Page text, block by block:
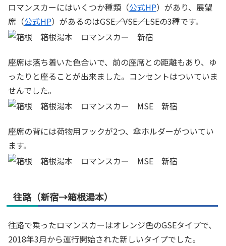
ロマンスカーにはいくつか種類（公式HP）があり、展望
席（公式HP）があるのはGSE／VSE／LSEの3種です。
座席は落ち着いた色合いで、前の座席との距離もあり、ゆ
ったりと座ることが出来ました。コンセントはついていま
せんでした。
座席の背には荷物用フックが2つ、傘ホルダーがついてい
ます。
往路（新宿→箱根湯本）
往路で乗ったロマンスカーはオレンジ色のGSEタイプで、
2018年3月から運行開始された新しいタイプでした。